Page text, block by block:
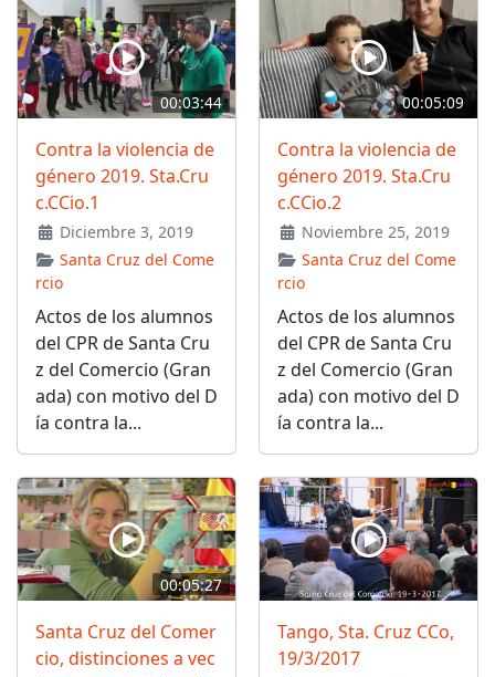
00:03:44
Contra la violencia de
género 2019. Sta.Cru
c.CCio.1
Diciembre 3, 2019
Santa Cruz del Come
rcio
Actos de los alumnos
del CPR de Santa Cru
z del Comercio (Gran
ada) con motivo del D
ía contra la...
00:05:09
Contra la violencia de
género 2019. Sta.Cru
c.CCio.2
Noviembre 25, 2019
Santa Cruz del Come
rcio
Actos de los alumnos
del CPR de Santa Cru
z del Comercio (Gran
ada) con motivo del D
ía contra la...
00:05:27
Santa Cruz del Comer
cio, distinciones a vec
Tango, Sta. Cruz CCo,
19/3/2017